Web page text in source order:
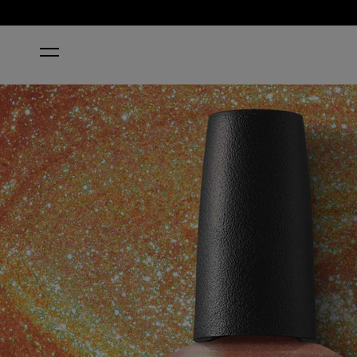
INICIO #VIRGOALS